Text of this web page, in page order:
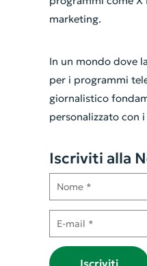
marketing.
In un mondo dove
per i programmi
giornalistico
personalizzato con
Iscriviti alla
Nome
E-mail